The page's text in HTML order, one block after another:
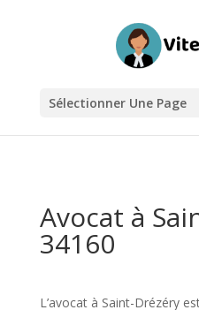
Sélectionner Une Page
Avocat à
34160
L’avocat à Saint-Drézéry